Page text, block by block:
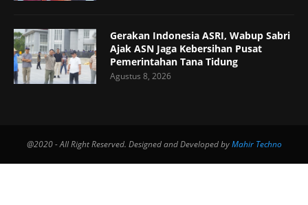
Gerakan Indonesia ASRI, Wabup Sabri
Ajak ASN Jaga Kebersihan Pusat
Pemerintahan Tana Tidung
Agustus 8, 2026
@2020 - All Right Reserved. Designed and Developed byMahir Techno